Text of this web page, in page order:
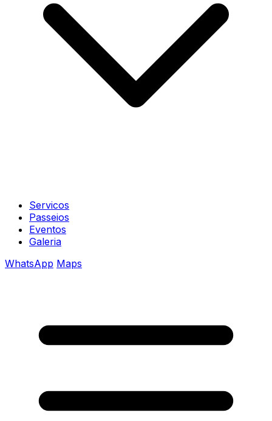
Servicos
Passeios
Eventos
Galeria
WhatsApp Maps